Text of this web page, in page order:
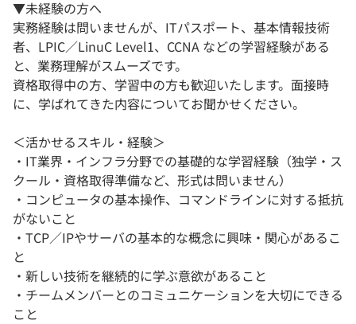
▼未経験の方へ
実務経験は問いませんが、ITパスポート、基本情報技術
者、LPIC／LinuC Level1、CCNA などの学習経験がある
と、業務理解がスムーズです。
資格取得中の方、学習中の方も歓迎いたします。面接時
に、学ばれてきた内容についてお聞かせください。
＜活かせるスキル・経験＞
・IT業界・インフラ分野での基礎的な学習経験（独学・ス
クール・資格取得準備など、形式は問いません）
・コンピュータの基本操作、コマンドラインに対する抵抗
がないこと
・TCP／IPやサーバの基本的な概念に興味・関心があるこ
と
・新しい技術を継続的に学ぶ意欲があること
・チームメンバーとのコミュニケーションを大切にできる
こと